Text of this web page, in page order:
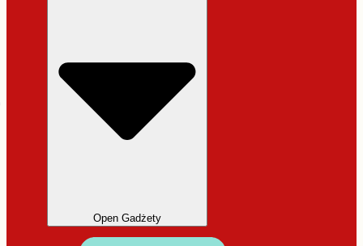
Open Gadżety